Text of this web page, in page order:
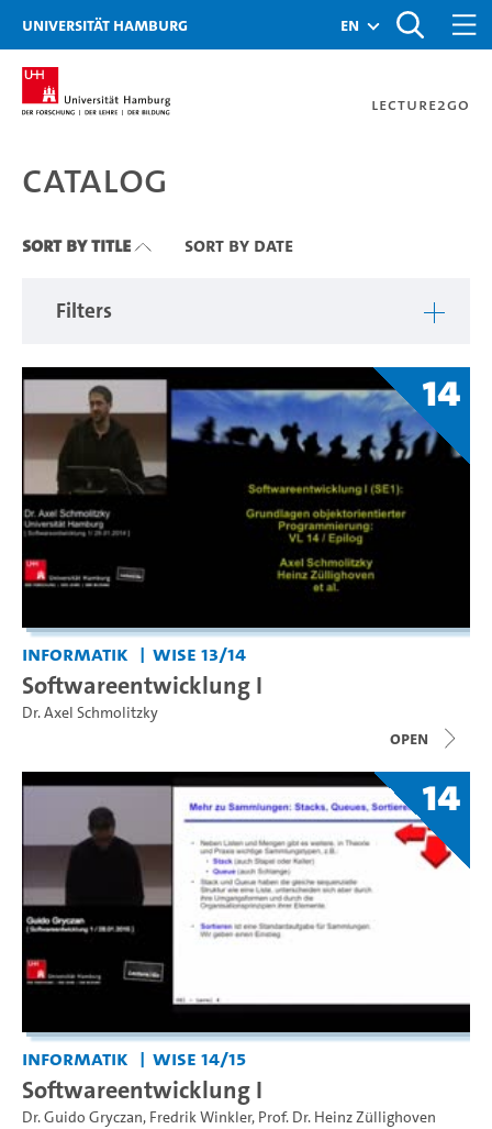
Zu den Filtern
Zur Metanavigation
Zur Hauptnavigation
Zur Suche
Zum Inhalt
Zum Seitenfuss
Universität Hamburg en
Lecture2Go
Catalog
Catalog
Sort By Title Sort By Date
Filters
14
Informatik WiSe 13/14
Softwareentwicklung I
Dr. Axel Schmolitzky
open
14
Informatik WiSe 14/15
Softwareentwicklung I
Dr. Guido Gryczan, Fredrik Winkler, Prof. Dr. Heinz Züllighoven